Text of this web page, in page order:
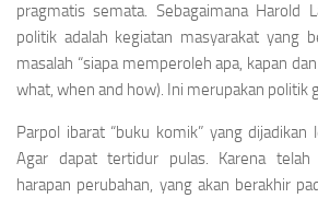
pragmatis semata. Sebagaimana Harold
politik adalah kegiatan masyarakat yang
masalah “siapa memperoleh apa, kapan
what, when and how). Ini merupakan politik
Parpol ibarat “buku komik” yang dijadikan
Agar dapat tertidur pulas. Karena telah
harapan perubahan, yang akan berakhir